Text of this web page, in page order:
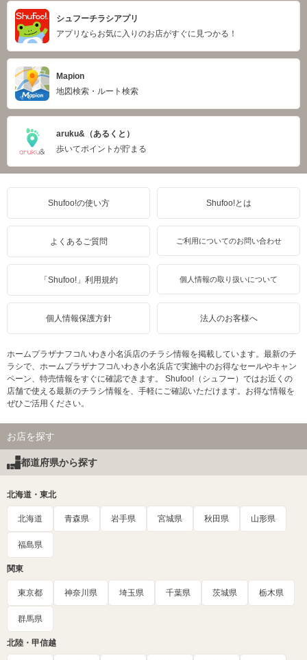
シュフーチラシアプリ
アプリならお気に入りのお店がすぐに見つかる！
Mapion
地図検索・ルート検索
aruku&（あるくと）
歩いてポイントが貯まる
Shufoo!の使い方 Shufoo!とは
よくあるご質問 ご利用についてのお問い合わせ
「Shufoo!」利用規約 個人情報の取り扱いについて
個人情報保護方針 法人のお客様へ
ホームプラザナフコ/いわき小名浜店のチラシ情報を掲載しています。最新のチ
ラシで、ホームプラザナフコ/いわき小名浜店で実施中のお得なセールやキャン
ペーン、特売情報をすぐに確認できます。 Shufoo!（シュフー）ではお近くの
店舗で使える最新のチラシ情報を、手軽にご確認いただけます。お得な情報を
ぜひご活用ください。
お店を探す
都道府県から探す
北海道・東北
北海道 青森県 岩手県 宮城県 秋田県 山形県
福島県
関東
東京都 神奈川県 埼玉県 千葉県 茨城県 栃木県
群馬県
北陸・甲信越